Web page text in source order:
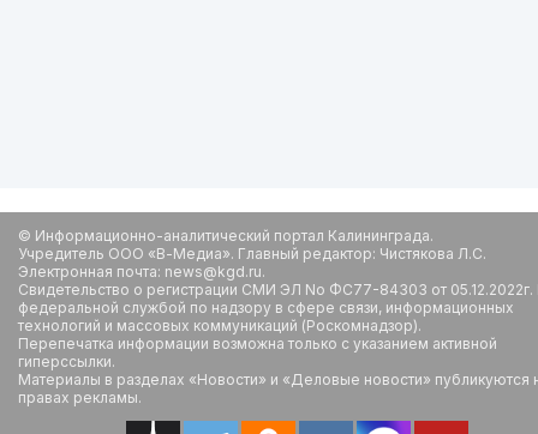
© Информационно-аналитический портал Калининграда.
Учредитель ООО «В-Медиа». Главный редактор: Чистякова Л.С.
Электронная почта: news@kgd.ru.
Свидетельство о регистрации СМИ ЭЛ No ФС77-84303 от
федеральной службой по надзору в сфере связи, информационных
технологий и массовых коммуникаций (Роскомнадзор).
Перепечатка информации возможна только с указанием активной
гиперссылки.
Материалы в разделах «Новости» и «Деловые новости» публикуются
правах рекламы.